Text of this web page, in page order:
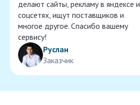
делают сайты, рекламу в яндексе и
соцсетях, ищут поставщиков и
многое другое. Спасибо вашему
сервису!
Руслан
Заказчик